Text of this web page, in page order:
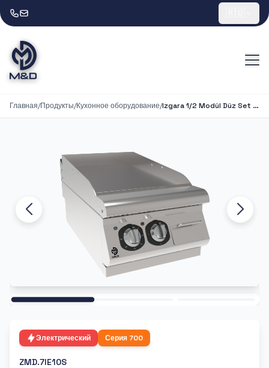
Главная/Продукты/Кухонное оборудование/ Izgara 1/2 Modül Düz Set Üstü
Электрический Серия700
ZMD.7IE10S